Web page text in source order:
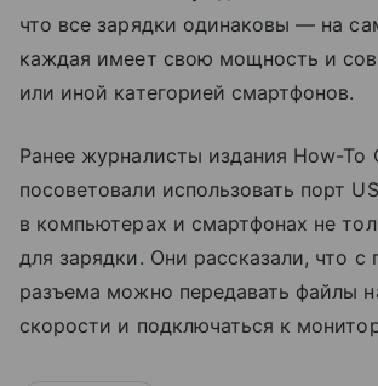
что все зарядки одинаковы — на
каждая имеет свою мощность и
или иной категорией смартфонов.
Ранее журналисты издания How-To
посоветовали использовать порт
в компьютерах и смартфонах не
для зарядки. Они рассказали, что
разъема можно передавать файлы
скорости и подключаться к